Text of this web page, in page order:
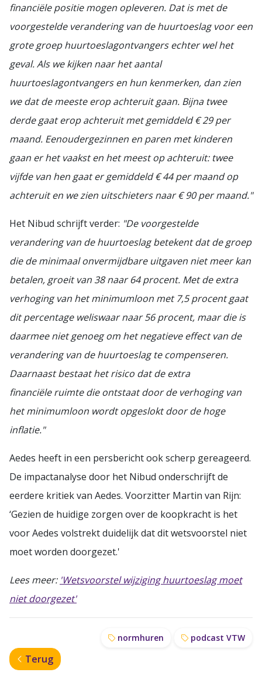
financiële positie mogen opleveren. Dat is met de
voorgestelde verandering van de huurtoeslag voor een
grote groep huurtoeslagontvangers echter wel het
geval. Als we kijken naar het aantal
huurtoeslagontvangers en hun kenmerken, dan zien
we datde meeste erop achteruit gaan. Bijna twee
derde gaat erop achteruit met gemiddeld € 29 per
maand. Eenoudergezinnen en paren met kinderen
gaan er het vaakst en het meest op achteruit: twee
vijfde van hen gaat er gemiddeld € 44 per maand op
achteruit en we zien uitschieters naar € 90 per maand."
Het Nibud schrijft verder: "De voorgestelde
verandering van de huurtoeslag betekent dat de groep
die de minimaal onvermijdbare uitgaven niet meer kan
betalen, groeit van 38 naar 64 procent. Met de extra
verhoging van het minimumloon met 7,5 procent gaat
dit percentage weliswaar naar 56 procent, maar die is
daarmee niet genoeg om het negatieve effect van de
verandering van de huurtoeslag te compenseren.
Daarnaast bestaat het risico dat de extra
financiële ruimte die ontstaat door de verhoging van
het minimumloon wordt opgeslokt door de hoge
inflatie."
Aedes heeft in een persbericht ook scherp gereageerd.
De impactanalyse door het Nibud onderschrijft de
eerdere kritiek van Aedes. Voorzitter Martin van Rijn:
‘Gezien de huidige zorgen over de koopkracht is het
voor Aedes volstrekt duidelijk dat dit wetsvoorstel niet
moet worden doorgezet.'
Lees meer: 'Wetsvoorstel wijziging huurtoeslag moet
niet doorgezet'
normhuren podcast VTW
Terug